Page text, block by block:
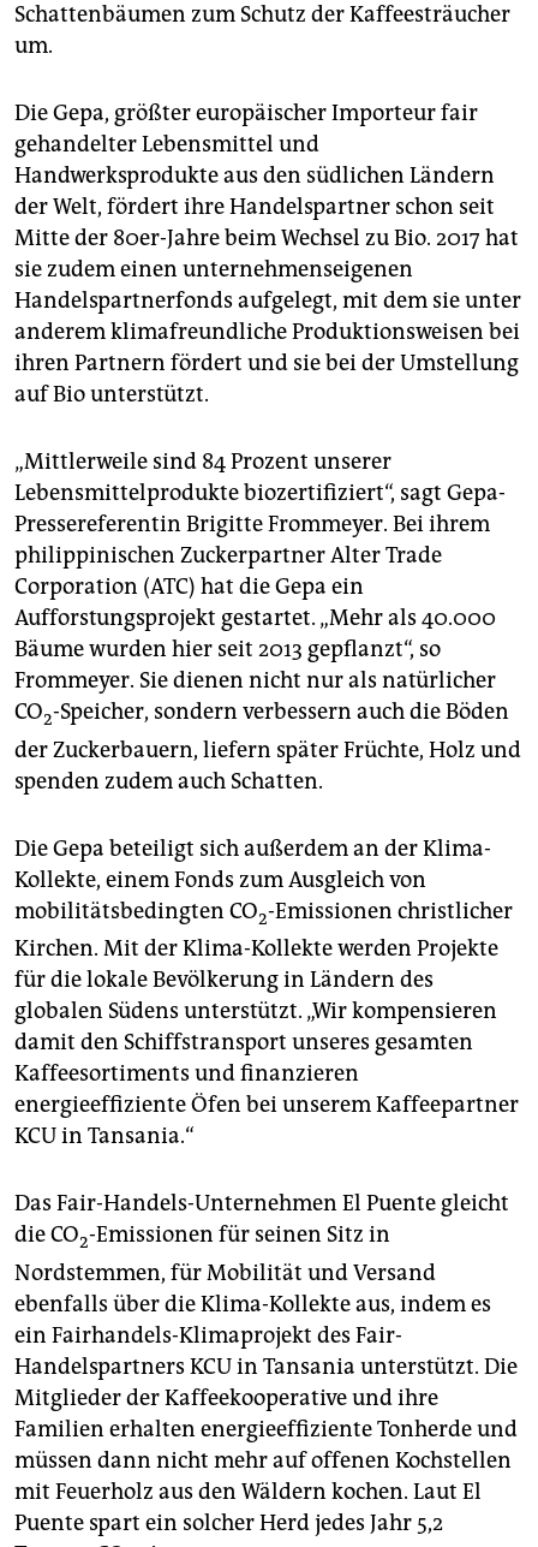
Schattenbäumen zum Schutz der Kaffeesträucher
um.
Die Gepa, größter europäischer Importeur fair
gehandelter Lebensmittel und
Handwerksprodukte aus den südlichen Ländern
der Welt, fördert ihre Handelspartner schon seit
Mitte der 80er-Jahre beim Wechsel zu Bio. 2017 hat
sie zudem einen unternehmenseigenen
Handelspartnerfonds aufgelegt, mit dem sie unter
anderem klimafreundliche Produktionsweisen bei
ihren Partnern fördert und sie bei der Umstellung
auf Bio unterstützt.
„Mittlerweile sind 84 Prozent unserer
Lebensmittelprodukte biozertifiziert“, sagt Gepa-
Pressereferentin Brigitte Frommeyer. Bei ihrem
philippinischen Zuckerpartner Alter Trade
Corporation (ATC) hat die Gepa ein
Aufforstungsprojekt gestartet. „Mehr als 40.000
Bäume wurden hier seit 2013 gepflanzt“, so
Frommeyer. Sie dienen nicht nur als natürlicher
CO2-Speicher, sondern verbessern auch die Böden
der Zuckerbauern, liefern später Früchte, Holz und
spenden zudem auch Schatten.
Die Gepa beteiligt sich außerdem an der Klima-
Kollekte, einem Fonds zum Ausgleich von
mobilitätsbedingten CO2-Emissionen christlicher
Kirchen. Mit der Klima-Kollekte werden Projekte
für die lokale Bevölkerung in Ländern des
globalen Südens unterstützt. „Wir kompensieren
damit den Schiffstransport unseres gesamten
Kaffeesortiments und finanzieren
energieeffiziente Öfen bei unserem Kaffeepartner
KCU in Tansania.“
Das Fair-Handels-Unternehmen El Puente gleicht
die CO2-Emissionen für seinen Sitz in
Nordstemmen, für Mobilität und Versand
ebenfalls über die Klima-Kollekte aus, indem es
ein Fairhandels-Klimaprojekt des Fair-
Handelspartners KCU in Tansania unterstützt. Die
Mitglieder der Kaffeekooperative und ihre
Familien erhalten energieeffiziente Tonherde und
müssen dann nicht mehr auf offenen Kochstellen
mit Feuerholz aus den Wäldern kochen. Laut El
Puente spart ein solcher Herd jedes Jahr 5,2